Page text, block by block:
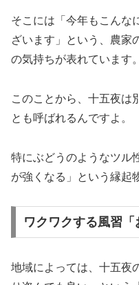
そこには「今年もこんな
ざいます」という、農家
の気持ちが表れています。
このことから、十五夜は
とも呼ばれるんですよ。
特にぶどうのようなツル
が強くなる」という縁起
ワクワクする風習「
地域によっては、十五夜